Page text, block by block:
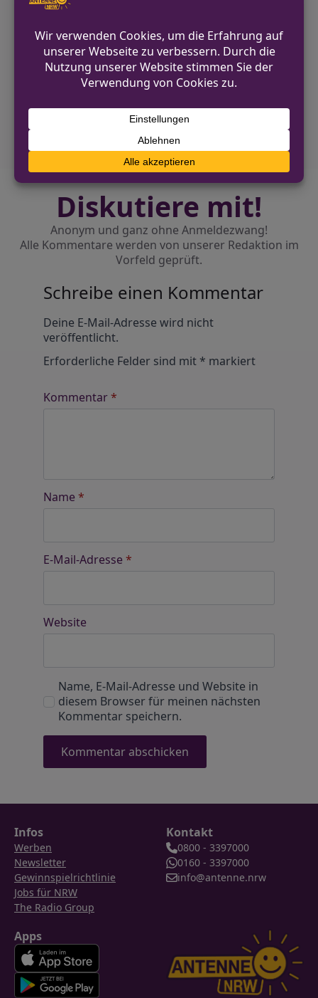
VORHERIGER BEITRAG
Zwei Täter flüchtig nach Sprengung eines
Zigarettenautomaten
NÄCHSTER BEITRAG
Drei nächtliche Brände in Unna – Zeugen
gesucht
Diskutiere mit!
Anonym und ganz ohne Anmeldezwang!
Alle Kommentare werden von unserer Redaktion im
Vorfeld geprüft.
Schreibe einen Kommentar
Deine E-Mail-Adresse wird nicht
veröffentlicht.
Erforderliche Felder sind mit* markiert
Kommentar*
Name *
E-Mail-Adresse *
Website
Name, E-Mail-Adresse und Website in
diesem Browser für meinen nächsten
Kommentar speichern.
Infos
Werben
Newsletter
Gewinnspielrichtlinie
Jobs für NRW
The Radio Group
Kontakt
0800 - 3397000
0160 - 3397000
info@antenne.nrw
Apps